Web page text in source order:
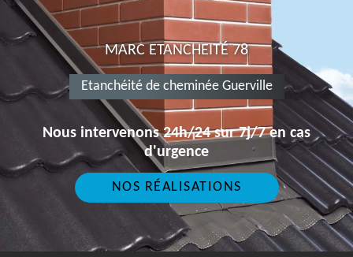
MARC ETANCHEITÉ 78
Etanchéité de cheminée Guerville
Nous intervenons 24h/24 sur 7j/7 en cas
d'urgence
NOS RÉALISATIONS